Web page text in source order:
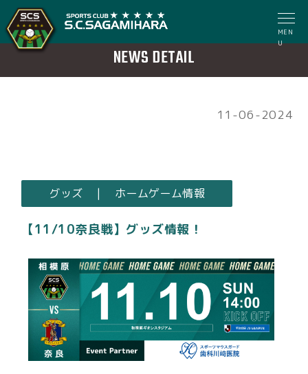
MEN
U
NEWS DETAIL
11-06-2024
グッズ | ホームゲーム情報
【11/10奈良戦】グッズ情報！